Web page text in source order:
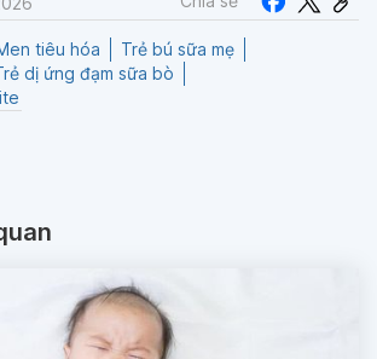
tiêu hóa
Trẻ bú sữa mẹ
dị ứng đạm sữa bò